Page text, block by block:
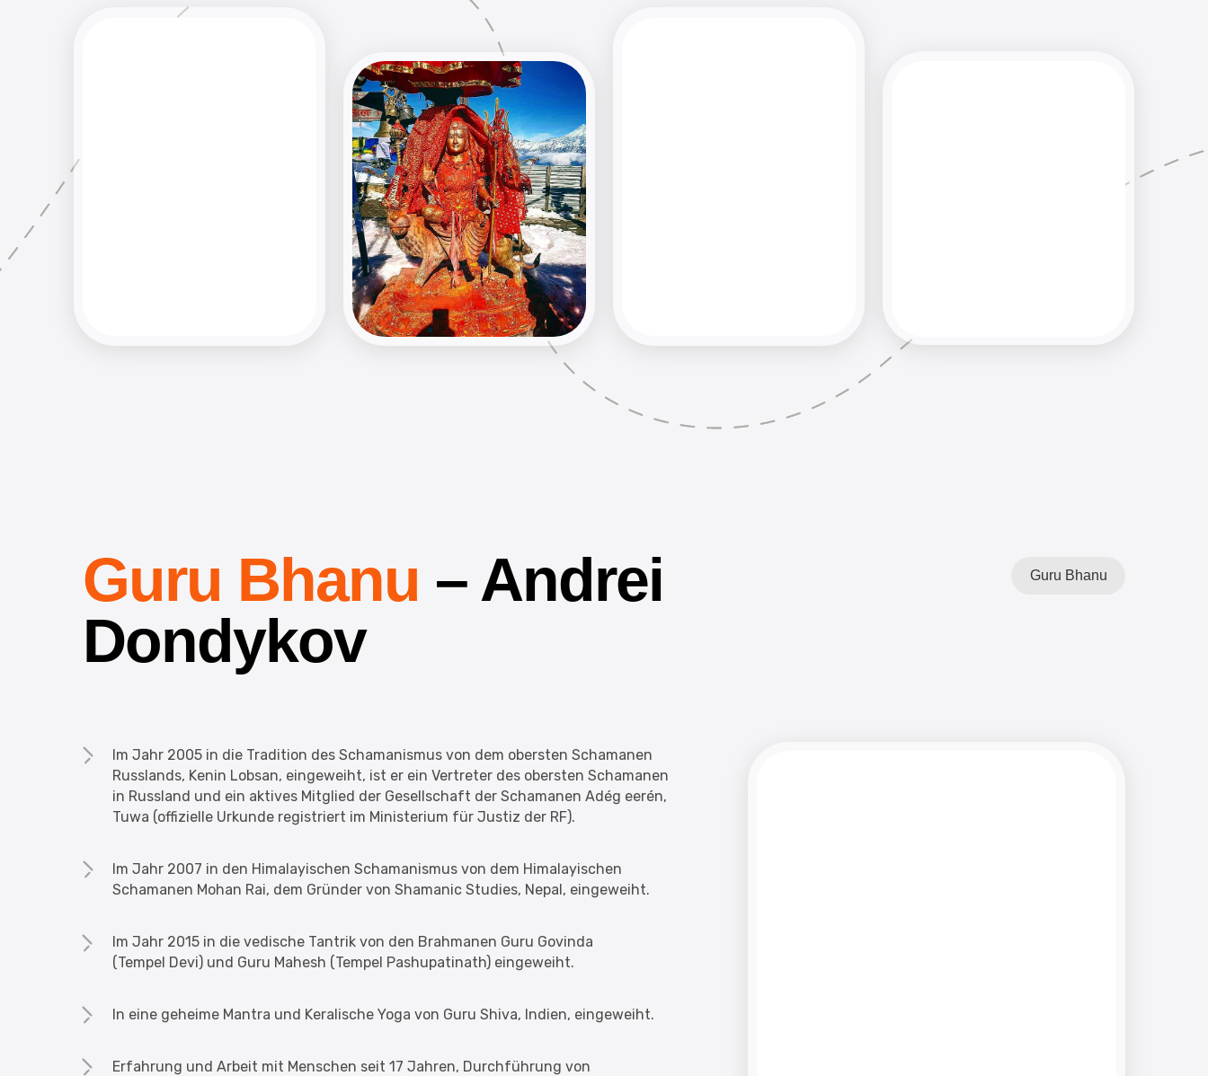
Guru Bhanu – Andrei
Dondykov
Guru Bhanu
Im Jahr 2005 in die Tradition des Schamanismus von dem obersten Schamanen
Russlands, Kenin Lobsan, eingeweiht, ist er ein Vertreter des obersten Schamanen
in Russland und ein aktives Mitglied der Gesellschaft der Schamanen Adég eerén,
Tuwa (offizielle Urkunde registriert im Ministerium für Justiz der RF).
Im Jahr 2007 in den Himalayischen Schamanismus von dem Himalayischen
Schamanen Mohan Rai, dem Gründer von Shamanic Studies, Nepal, eingeweiht.
Im Jahr 2015 in die vedische Tantrik von den Brahmanen Guru Govinda
(Tempel Devi) und Guru Mahesh (Tempel Pashupatinath) eingeweiht.
In eine geheime Mantra und Keralische Yoga von Guru Shiva, Indien, eingeweiht.
Erfahrung und Arbeit mit Menschen seit 17 Jahren, Durchführung von